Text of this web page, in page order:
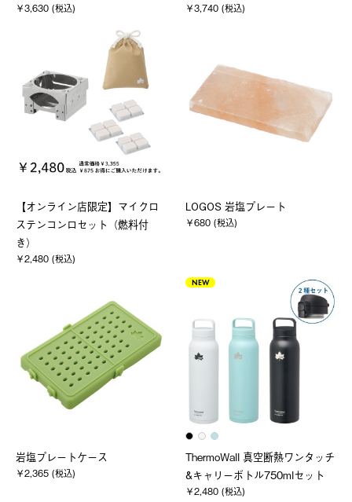
￥3,630 (税込) ￥3,740 (税込)
【オンライン店限定】マイクロ
ステンコンロセット（燃料付
き）
￥2,480 (税込)
LOGOS 岩塩プレート
￥680 (税込)
岩塩プレートケース
￥2,365 (税込)
NEW
ThermoWall 真空断熱ワンタッチ
&キャリーボトル750mlセット
￥2,480 (税込)